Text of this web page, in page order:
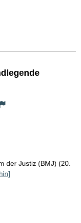
der Justiz (BMJ) (20.